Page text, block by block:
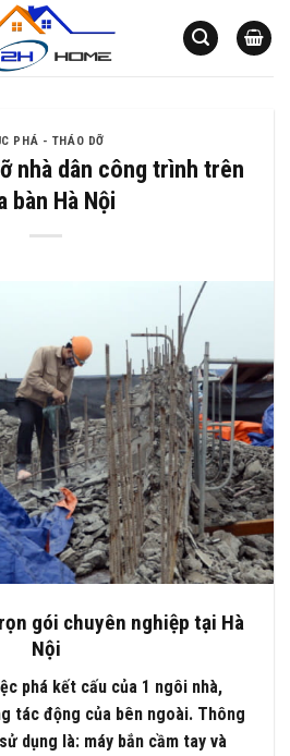
PHÁ - THÁO DỠ
nhà dân công trình trên
bàn Hà Nội
gói chuyên nghiệp tại Hà
Nội
phá kết cấu của 1 ngôi nhà,
tác động của bên ngoài. Thông
dụng là: máy bắn cầm tay và